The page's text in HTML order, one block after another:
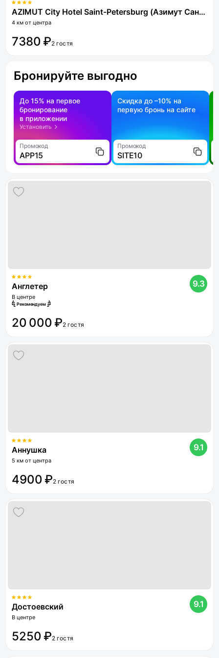
AZIMUT City Hotel Saint-Petersburg (Азимут Санкт-Петербург)
4 км от центра
7380 ₽2 гостя
Бронируйте выгодно
До 15% на первое
бронирование
в приложении
Установить
Промокод
APP15
Скидка до –10% на
первую бронь на сайте
Промокод
SITE10
Англетер
В центре
Рекомендуем
9.3
20 000 ₽2 гостя
Аннушка
5 км от центра
9.1
4900 ₽2 гостя
Достоевский
В центре
9.1
5250 ₽2 гостя